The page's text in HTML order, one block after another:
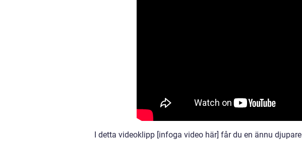
I detta videoklipp [infoga video här] får du en ännu